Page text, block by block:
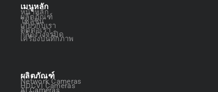
เมนูหลัก
หน้าหลัก
ผลิตภัณฑ์
โซลูชัน
เกี่ยวกับเรา
ติดต่อเรา
กล้องวงจรปิด
เครื่องบันทึกภาพ
ผลิตภัณฑ์
Network Cameras
HDCVI Cameras
AI Cameras